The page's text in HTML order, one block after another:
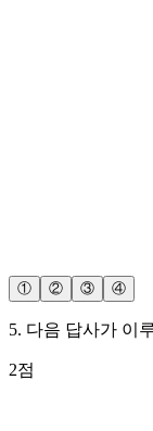
① ② ③ ④
5. 다음 답사가 이
2점